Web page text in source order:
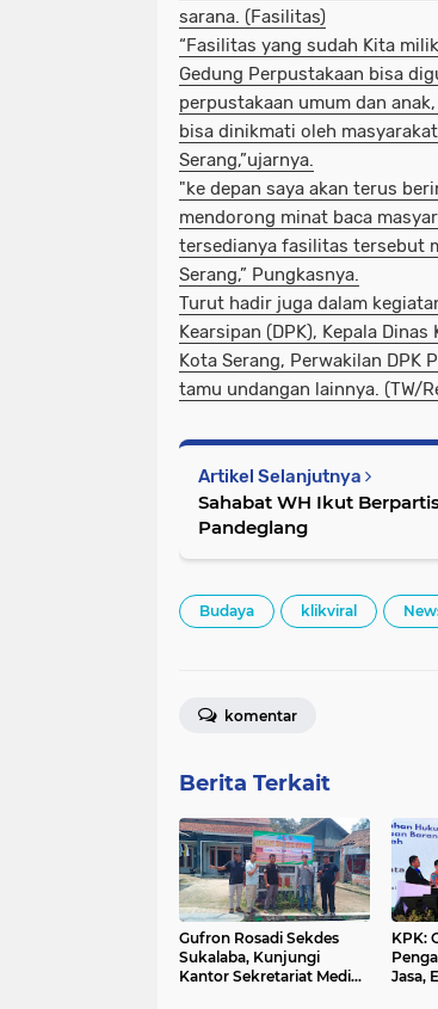
sarana. (Fasilitas)
“Fasilitas yang sudah Kita
Gedung Perpustakaan bisa
perpustakaan umum dan
bisa dinikmati oleh
Serang,”ujarnya.
"ke depan saya akan terus
mendorong minat baca
tersedianya fasilitas tersebut
Serang,” Pungkasnya.
Turut hadir juga dalam
Kearsipan (DPK), Kepala
Kota Serang, Perwakilan DPK
tamu undangan lainnya. (TW/
Artikel Selanjutnya
Sahabat WH Ikut
Pandeglang
Budaya klikviral
komentar
Berita Terkait
Gufron Rosadi Sekdes
Sukalaba, Kunjungi
Kantor Sekretariat Media
KPK:
Jasa,